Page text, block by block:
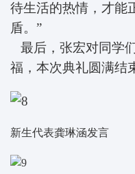
待生活的热情，才能
盾。”
最后，张宏对同学
福，本次典礼圆满结
新生代表龚琳涵发言